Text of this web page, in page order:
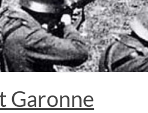
Garonne